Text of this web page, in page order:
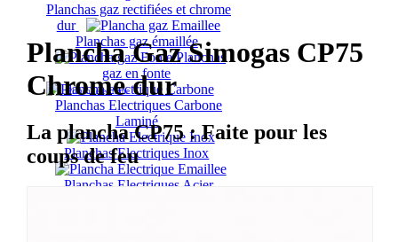
Planchas gaz rectifiées et chrome
dur
Planchas gaz émaillée
Planchas
gaz en fonte
Plancha électrique
Planchas Electriques Carbone
Laminé
Planchas Electriques Inox
Planchas Electriques Acier
Plancha Gaz Simogas CP75
Chrome dur
La plancha CP75 : Faite pour les
coups de feu